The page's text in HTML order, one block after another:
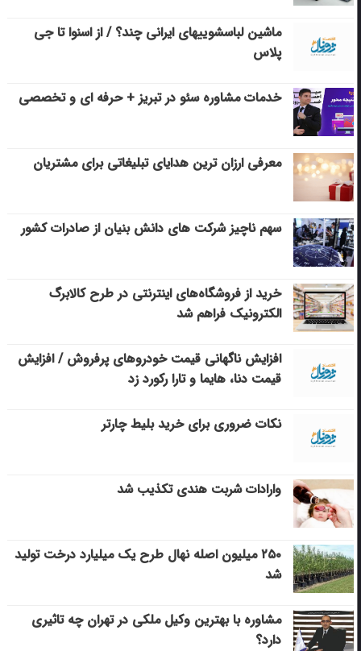
ماشین لباسشویی‎های ایرانی چند؟ / از اسنوا تا جی
پلاس
خدمات مشاوره سئو در تبریز + حرفه ای و تخصصی
معرفی ارزان ترین هدایای تبلیغاتی برای مشتریان
سهم ناچیز شرکت های دانش بنیان از صادرات کشور
خرید از فروشگاه‌های اینترنتی در طرح کالابرگ
الکترونیک فراهم شد
افزایش ناگهانی قیمت خودروهای پرفروش / افزایش
قیمت دنا، هایما و تارا رکورد زد
نکات ضروری برای خرید بلیط چارتر
وارادات شربت هندی تکذیب شد
۲۵۰ میلیون اصله نهال طرح یک میلیارد درخت تولید
شد
مشاوره با بهترین وکیل ملکی در تهران چه تاثیری
دارد؟